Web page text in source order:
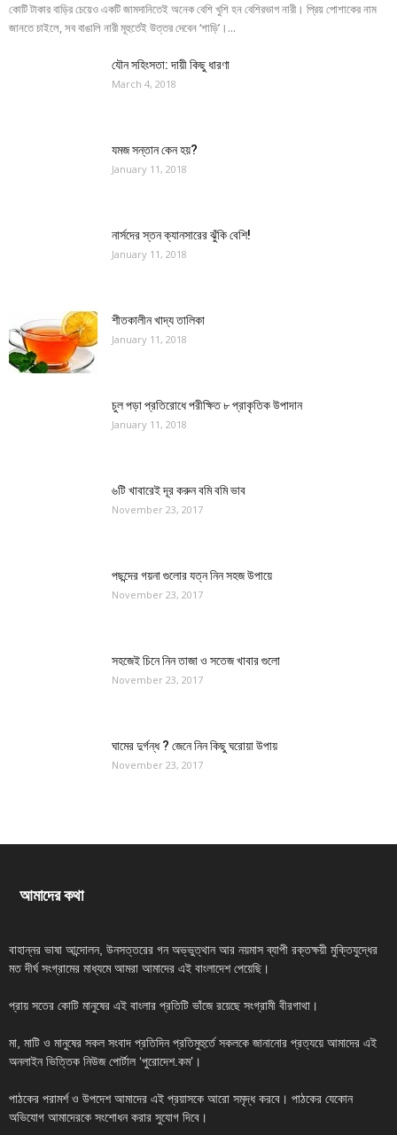
কোটি টাকার বাড়ির চেয়েও একটি জামদানিতেই অনেক বেশি খুশি হন বেশিরভাগ নারী। প্রিয় পোশাকের নাম
জানতে চাইলে, সব বাঙালি নারী মূহুর্তেই উত্তর দেবেন ‘শাড়ি’।...
যৌন সহিংসতা: দায়ী কিছু ধারণা
March 4, 2018
যমজ সন্তান কেন হয়?
January 11, 2018
নার্সদের স্তন ক্যানসারের ঝুঁকি বেশি!
January 11, 2018
শীতকালীন খাদ্য তালিকা
January 11, 2018
চুল পড়া প্রতিরোধে পরীক্ষিত ৮ প্রাকৃতিক উপাদান
January 11, 2018
৬টি খাবারেই দূর করুন বমি বমি ভাব
November 23, 2017
পছন্দের গয়না গুলোর যত্ন নিন সহজ উপায়ে
November 23, 2017
সহজেই চিনে নিন তাজা ও সতেজ খাবার গুলো
November 23, 2017
ঘামের দুর্গন্ধ ? জেনে নিন কিছু ঘরোয়া উপায়
November 23, 2017
আমাদের কথা
বাহান্নর ভাষা আন্দোলন, উনসত্তরের গন অভ্ভুত্থান আর নয়মাস ব্যাপী রক্তক্ষয়ী মুক্তিযুদ্ধের
মত দীর্ঘ সংগ্রামের মাধ্যমে আমরা আমাদের এই বাংলাদেশ পেয়েছি।
প্রায় সতের কোটি মানুষের এই বাংলার প্রতিটি ভাঁজে রয়েছে সংগ্রামী বীরগাথা।
মা, মাটি ও মানুষের সকল সংবাদ প্রতিদিন প্রতিমুহুর্তে সকলকে জানানোর প্রত্যয়ে আমাদের এই
অনলাইন ভিত্তিক নিউজ পোর্টাল ‘পুরোদেশ.কম’।
পাঠকের পরামর্শ ও উপদেশ আমাদের এই প্রয়াসকে আরো সমৃদ্ধ করবে। পাঠকের যেকোন
অভিযোগ আমাদেরকে সংশোধন করার সুযোগ দিবে।